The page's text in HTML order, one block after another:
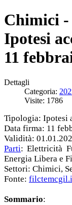
Chimici -
Ipotesi
11
Dettagli
Categoria:
Visite: 1786
Tipologia: Ipotesi
Data firma: 11
Validità:
Parti: Elettricità
Energia Libera e
Settori: Chimici,
Fonte:
Sommario: